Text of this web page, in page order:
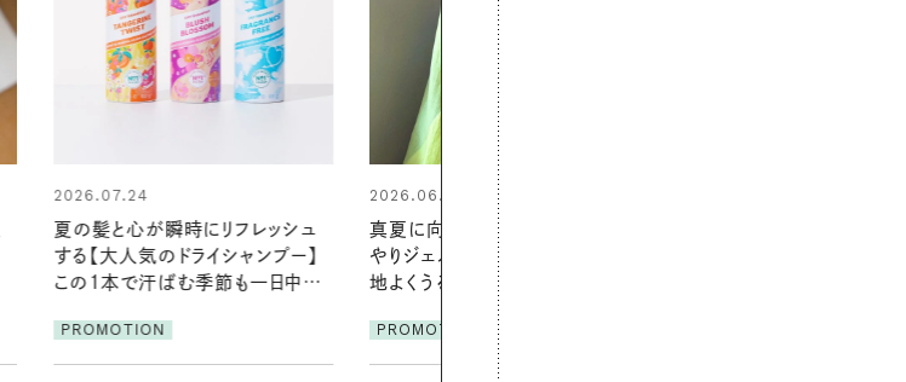
2026.06.01
真夏に向けて、ハーブが香るひん
やりジェルと出合う。暑い季節に心
地よくうるおう、軽やかなボディケ
PROMOTION
2026.07.21
【高山都さんが楽しむデンマーク
発・ベーリングの腕時計】 アクセサ
リーとの重ねづけも素敵な大人の